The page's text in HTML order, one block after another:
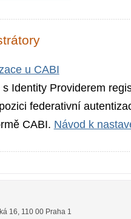
u CABI
Identity Providerem
federativní
CABI. Návod k
16, 110 00 Praha 1